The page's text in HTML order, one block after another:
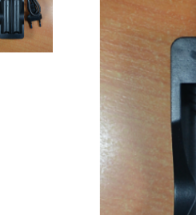
Компакт-диски CD/DVD
Все разделы